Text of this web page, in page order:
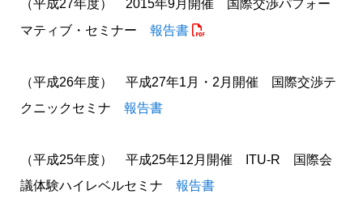
（平成27年度） 2015年9月開催 国際交渉パフォー
マティブ・セミナー 報告書
（平成26年度） 平成27年1月・2月開催 国際交渉テ
クニックセミナ 報告書
（平成25年度） 平成25年12月開催 ITU-R 国際会
議体験ハイレベルセミナ 報告書